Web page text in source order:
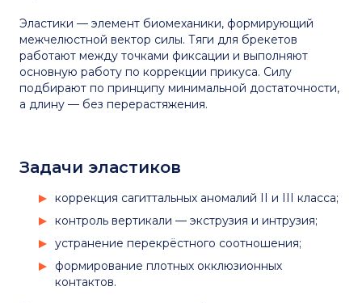
Эластики — элемент биомеханики, формирующий
межчелюстной вектор силы. Тяги для брекетов
работают между точками фиксации и выполняют
основную работу по коррекции прикуса. Силу
подбирают по принципу минимальной достаточности,
а длину — без перерастяжения.
Задачи эластиков
коррекция сагиттальных аномалий II и III класса;
контроль вертикали — экструзия и интрузия;
устранение перекрёстного соотношения;
формирование плотных окклюзионных
контактов.